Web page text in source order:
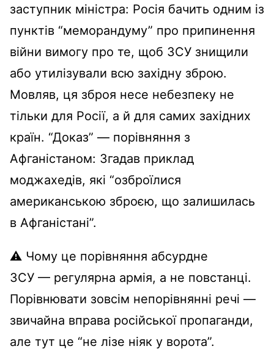
заступник міністра: Росія бачить одним із
пунктів “меморандуму” про припинення
війни вимогу про те, щоб ЗСУ знищили
або утилізували всю західну зброю.
Мовляв, ця зброя несе небезпеку не
тільки для Росії, а й для самих західних
країн. “Доказ” — порівняння з
Афганістаном: Згадав приклад
моджахедів, які “озброїлися
американською зброєю, що залишилась
в Афганістані”.
⚠️ Чому це порівняння абсурдне
ЗСУ — регулярна армія, а не повстанці.
Порівнювати зовсім непорівнянні речі —
звичайна вправа російської пропаганди,
але тут це “не лізе ніяк у ворота”.